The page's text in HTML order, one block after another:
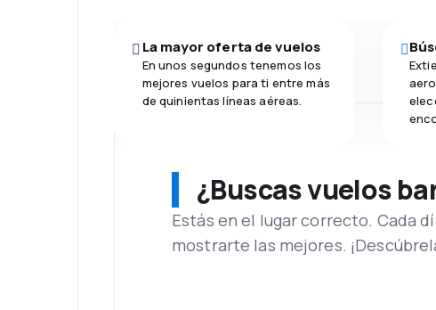
La mayor oferta de vuelos
En unos segundos tenemos los
mejores vuelos para ti entre más
de quinientas líneas aéreas.
¿Buscas vuelos
Estás en el lugar correcto. Cada
mostrarte las mejores.